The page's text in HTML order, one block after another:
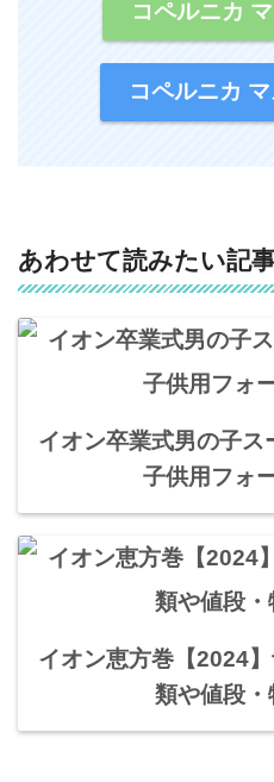
コペルニカ
コペルニカ
あわせて読みたい記
イオン卒業式男の子
子供用フォ
イオン恵方巻【2024
類や値段・